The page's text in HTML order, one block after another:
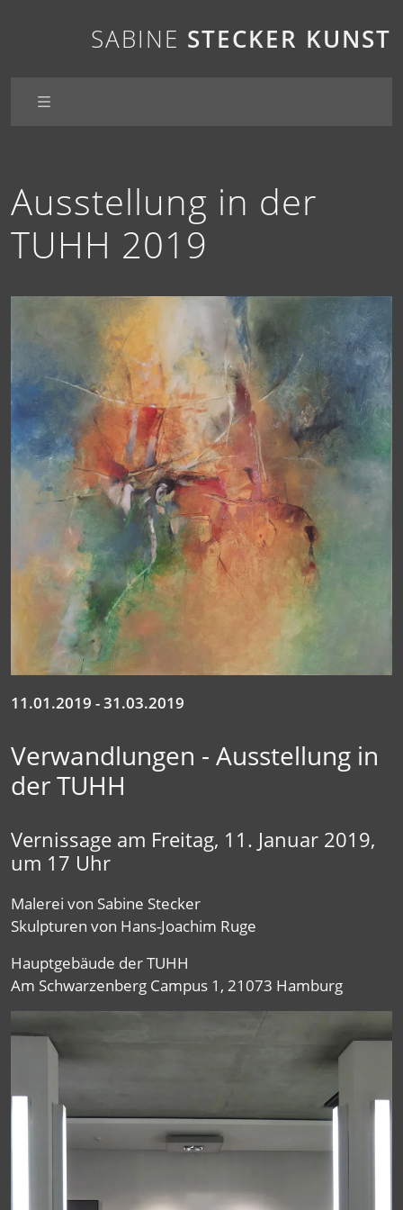
SABINE STECKER KUNST
Passagen
Insel
Momente
Uferzonen
Verflochten
Verwandelt
TUHH 2019
Kunst Offen 2018
Kunst Offen 2017
Ausstellung in der
TUHH 2019
11.01.2019 - 31.03.2019
Verwandlungen - Ausstellung in
der TUHH
Vernissage am Freitag, 11. Januar 2019,
um 17 Uhr
Malerei von Sabine Stecker
Skulpturen von Hans-Joachim Ruge
Hauptgebäude der TUHH
Am Schwarzenberg Campus 1, 21073 Hamburg